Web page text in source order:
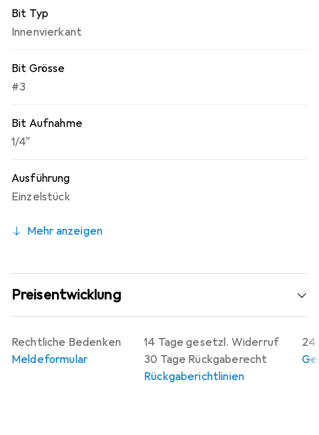
Bit Typ
Innenvierkant
Bit Grösse
#3
Bit Aufnahme
1/4"
Ausführung
Einzelstück
Mehr anzeigen
Preisentwicklung
14 Tage gesetzl. Widerruf
30 Tage Rückgaberecht
Rückgaberichtlinien
24
Rechtliche Bedenken
Meldeformular